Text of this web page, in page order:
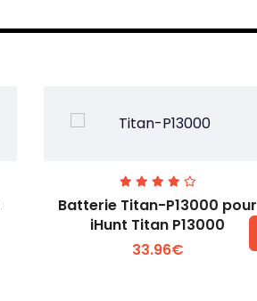
Voir plus +
Batterie Titan-P13000 pour
iHunt Titan P13000
33.96€